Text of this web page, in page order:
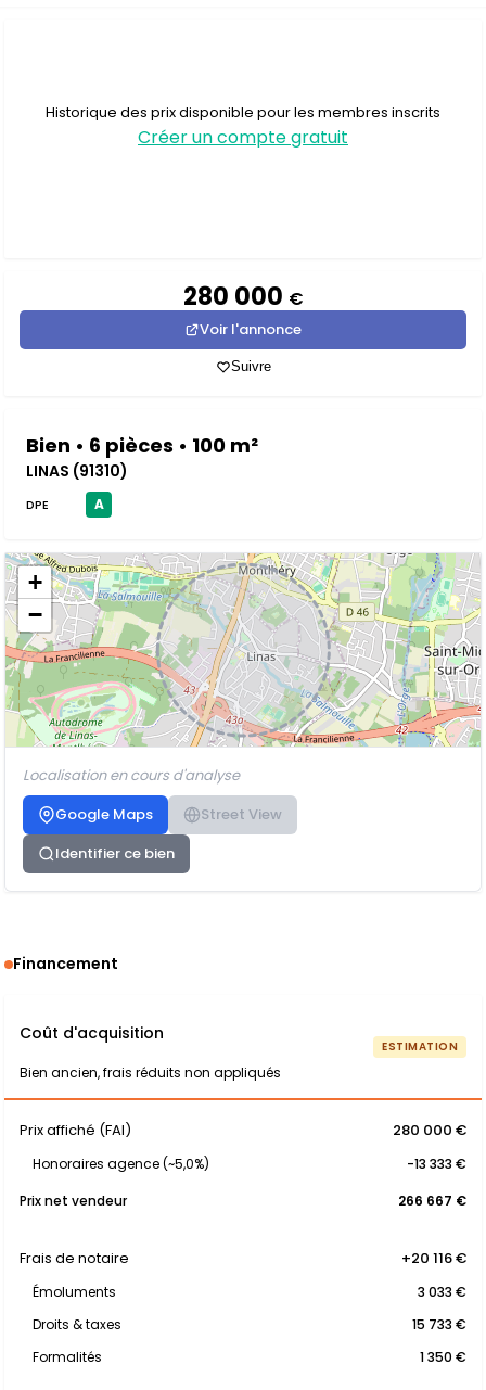
Historique des prix disponible pour les membres inscrits
Créer un compte gratuit
280 000 €
Voir l'annonce
Suivre
Bien • 6 pièces • 100 m²
LINAS (91310)
DPE A
+
−
Localisation en cours d'analyse
Google Maps
Street View
Identifier ce bien
Financement
Coût d'acquisition
Bien ancien, frais réduits non appliqués
ESTIMATION
Prix affiché (FAI) 280 000 €
Honoraires agence (~5,0%)
-13 333 €
Prix net vendeur
266 667 €
Frais de notaire +20 116 €
Émoluments
3 033 €
Droits & taxes
15 733 €
Formalités
1 350 €